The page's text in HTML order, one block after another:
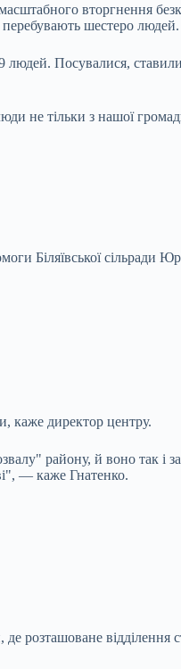
вторгнення
перебувають шестеро людей.
Посувалися,
не тільки з нашої
Біляївської сільради
каже директор центру.
району, й воно так і
— каже Гнатенко.
де розташоване